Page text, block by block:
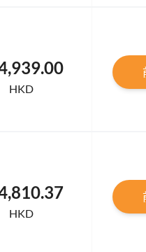
HKD
HKD